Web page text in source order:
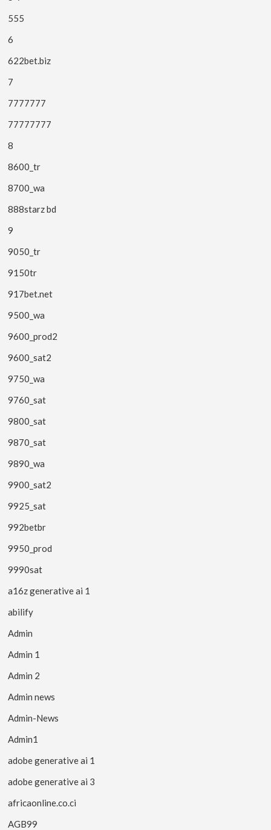
555
6
622bet.biz
7
7777777
77777777
8
8600_tr
8700_wa
888starz bd
9
9050_tr
9150tr
917bet.net
9500_wa
9600_prod2
9600_sat2
9750_wa
9760_sat
9800_sat
9870_sat
9890_wa
9900_sat2
9925_sat
992betbr
9950_prod
9990sat
a16z generative ai 1
abilify
Admin
Admin 1
Admin 2
Admin news
Admin-News
Admin1
adobe generative ai 1
adobe generative ai 3
africaonline.co.ci
AGB99